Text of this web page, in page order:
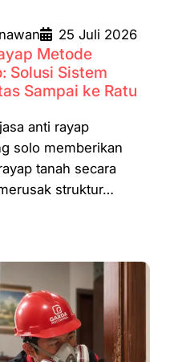
25 Juli 2026
Metode
Solusi Sistem
Sampai ke Ratu
anti rayap
solo memberikan
tanah secara
struktur…